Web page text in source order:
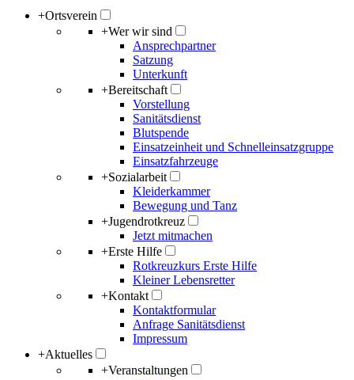
+Ortsverein
+Wer wir sind
Ansprechpartner
Satzung
Unterkunft
+Bereitschaft
Vorstellung
Sanitätsdienst
Blutspende
Einsatzeinheit und Schnelleinsatzgruppe
Einsatzfahrzeuge
+Sozialarbeit
Kleiderkammer
Bewegung und Tanz
+Jugendrotkreuz
Jetzt mitmachen
+Erste Hilfe
Rotkreuzkurs Erste Hilfe
Kleiner Lebensretter
+Kontakt
Kontaktformular
Anfrage Sanitätsdienst
Impressum
+Aktuelles
+Veranstaltungen